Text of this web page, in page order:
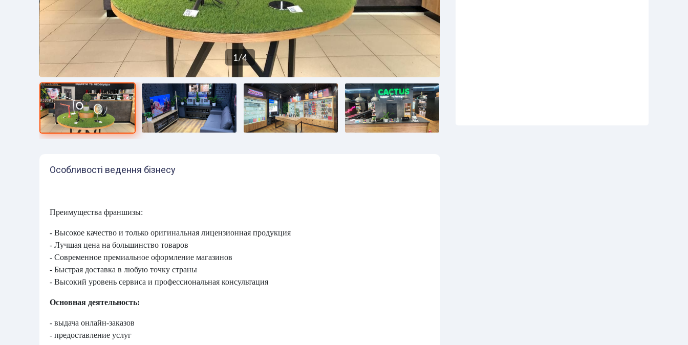
1/4
Особливості ведення бізнесу
Преимущества франшизы:
- Высокое качество и только оригинальная лицензионная продукция
- Лучшая цена на большинство товаров
- Современное премиальное оформление магазинов
- Быстрая доставка в любую точку страны
- Высокий уровень сервиса и профессиональная консультация
Основная деятельность:
- выдача онлайн-заказов
- предоставление услуг